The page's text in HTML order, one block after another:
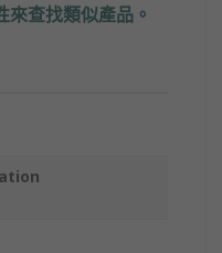
查找類似產品。